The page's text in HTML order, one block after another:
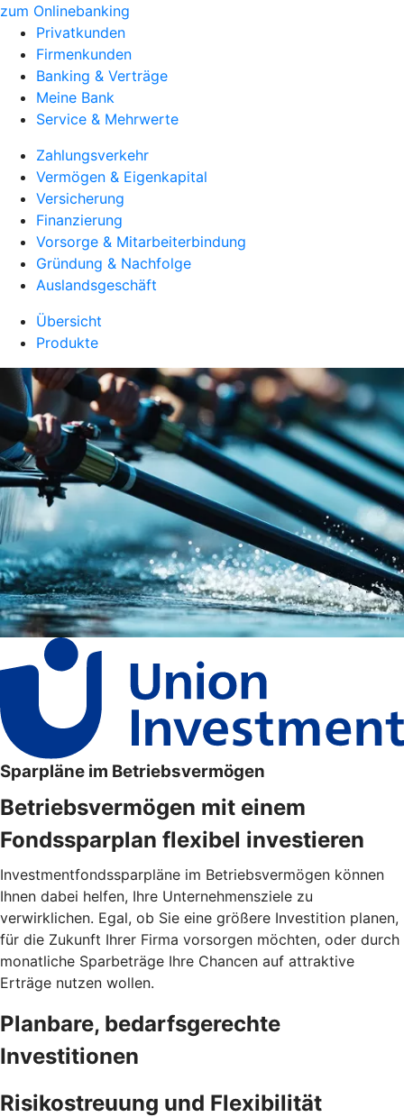
zum Onlinebanking
Privatkunden
Firmenkunden
Banking & Verträge
Meine Bank
Service & Mehrwerte
Zahlungsverkehr
Vermögen & Eigenkapital
Versicherung
Finanzierung
Vorsorge & Mitarbeiterbindung
Gründung & Nachfolge
Auslandsgeschäft
Übersicht
Produkte
Sparpläne im Betriebsvermögen
Betriebsvermögen mit einem
Fondssparplan flexibel investieren
Investmentfondssparpläne im Betriebsvermögen können
Ihnen dabei helfen, Ihre Unternehmensziele zu
verwirklichen. Egal, ob Sie eine größere Investition planen,
für die Zukunft Ihrer Firma vorsorgen möchten, oder durch
monatliche Sparbeträge Ihre Chancen auf attraktive
Erträge nutzen wollen.
Planbare, bedarfsgerechte
Investitionen
Risikostreuung und Flexibilität